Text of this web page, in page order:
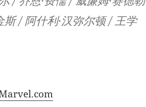
斯 / 阿什利·汉弥尔顿 / 王学